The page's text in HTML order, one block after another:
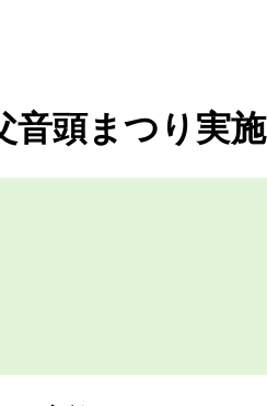
音頭まつり実施